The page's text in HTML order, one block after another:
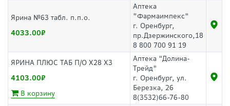
Ярина №63 табл. п.п.о.
4033.00
Аптека
"Фармаимпекс"
г. Оренбург,
пр.Дзержинского,18
8 800 700 91 19
ЯРИНА ПЛЮС ТАБ П/О Х28 Х3
4103.00
В корзину
Аптека "Долина-
Трейд"
г. Оренбург, ул.
Березка, 26
8(3532)66-76-80